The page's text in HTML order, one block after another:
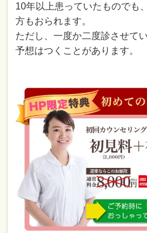
10年以上患っていたものでも
方もおられます。
ただし、一度か二度診させて
予想はつくことがあります。